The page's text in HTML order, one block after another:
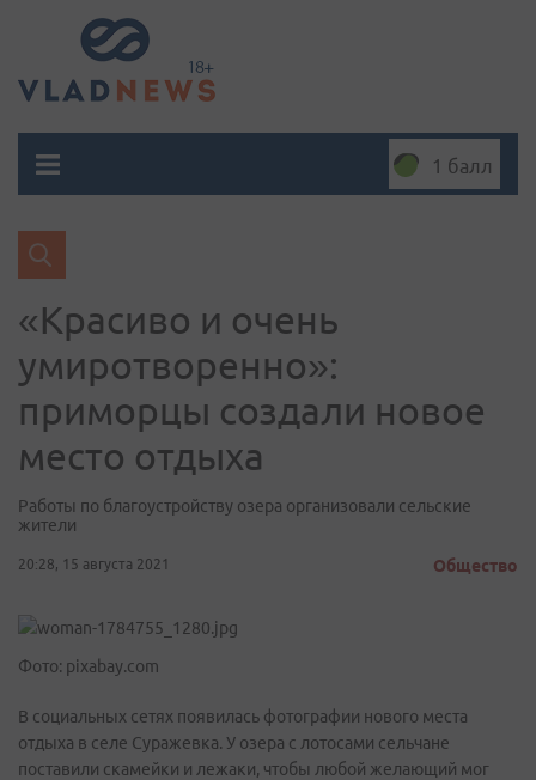
1 балл
«Красиво и очень
умиротворенно»:
приморцы создали новое
место отдыха
Работы по благоустройству озера организовали сельские
жители
20:28, 15 августа 2021 Общество
Фото: pixabay.com
В социальных сетях появилась фотографии нового места
отдыха в селе Суражевка. У озера с лотосами сельчане
поставили скамейки и лежаки, чтобы любой желающий мог